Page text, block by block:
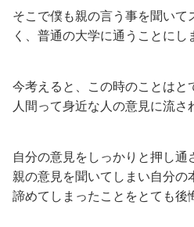
そこで僕も親の言う事を聞いて
く、普通の大学に通うことにし
今考えると、この時のことはと
人間って身近な人の意見に流さ
自分の意見をしっかりと押し通
親の意見を聞いてしまい自分の
諦めてしまったことをとても後